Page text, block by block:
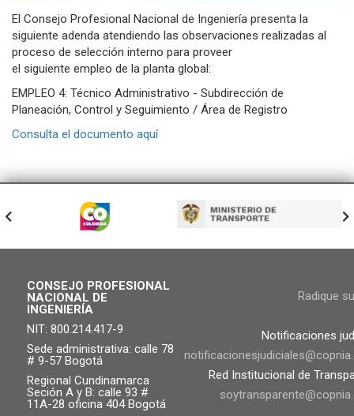
El Consejo Profesional Nacional de Ingeniería presenta la
siguiente adenda atendiendo las observaciones realizadas al
proceso de selección interno para proveer
el siguiente empleo de la planta global:
EMPLEO 4: Técnico Administrativo - Subdirección de
Planeación, Control y Seguimiento / Área de Registro
Consulta el documento aquí
CONSEJO PROFESIONAL
NACIONAL DE
INGENIERÍA
NIT: 800.214.417-9
Sede administrativa: calle 78
# 9-57 Bogotá
Regional Cundinamarca
Seción A y B: calle 93 #
11A-28 oficina 404 Bogotá
Radique
Notificaciones
Red Institucional de